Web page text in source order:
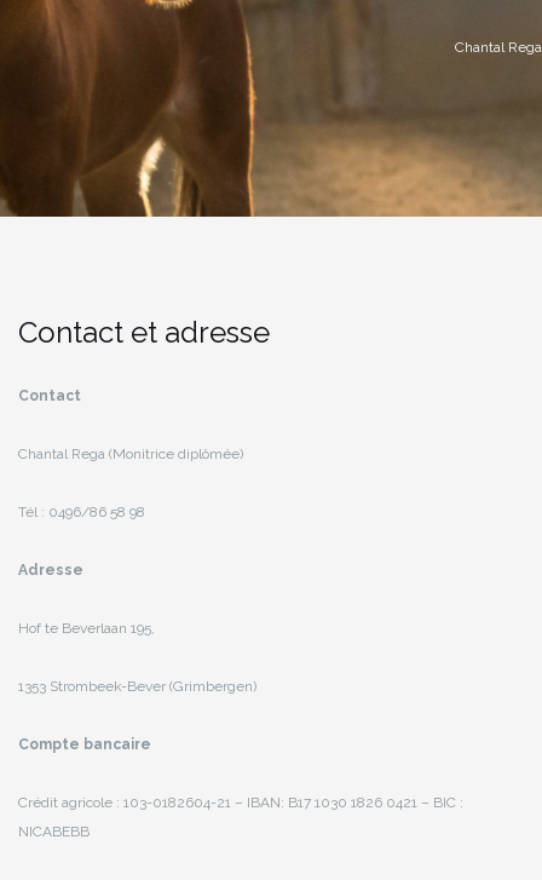
Chantal Rega
Contact et adresse
Contact
Chantal Rega (Monitrice diplômée)
Tél : 0496/86 58 98
Adresse
Hof te Beverlaan 195,
1353 Strombeek-Bever (Grimbergen)
Compte bancaire
Crédit agricole : 103-0182604-21 – IBAN: B17 1030 1826 0421 – BIC :
NICABEBB